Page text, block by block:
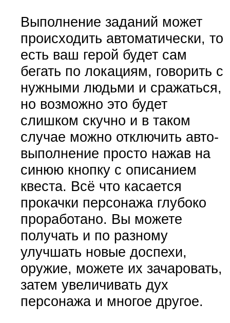
Выполнение заданий может
происходить автоматически, то
есть ваш герой будет сам
бегать по локациям, говорить с
нужными людьми и сражаться,
но возможно это будет
слишком скучно и в таком
случае можно отключить авто-
выполнение просто нажав на
синюю кнопку с описанием
квеста. Всё что касается
прокачки персонажа глубоко
проработано. Вы можете
получать и по разному
улучшать новые доспехи,
оружие, можете их зачаровать,
затем увеличивать дух
персонажа и многое другое.